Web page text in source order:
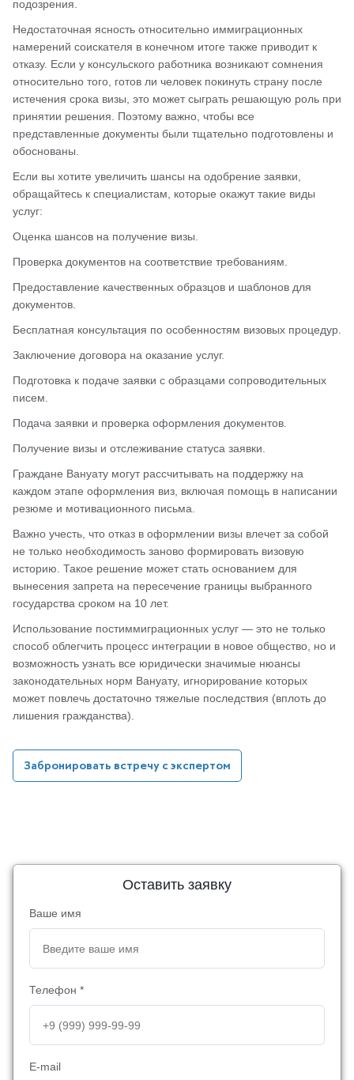
подозрения.
Недостаточная ясность относительно иммиграционных
намерений соискателя в конечном итоге также приводит к
отказу. Если у консульского работника возникают сомнения
относительно того, готов ли человек покинуть страну после
истечения срока визы, это может сыграть решающую роль при
принятии решения. Поэтому важно, чтобы все
представленные документы были тщательно подготовлены и
обоснованы.
Если вы хотите увеличить шансы на одобрение заявки,
обращайтесь к специалистам, которые окажут такие виды
услуг:
Оценка шансов на получение визы.
Проверка документов на соответствие требованиям.
Предоставление качественных образцов и шаблонов для
документов.
Бесплатная консультация по особенностям визовых процедур.
Заключение договора на оказание услуг.
Подготовка к подаче заявки с образцами сопроводительных
писем.
Подача заявки и проверка оформления документов.
Получение визы и отслеживание статуса заявки.
Граждане Вануату могут рассчитывать на поддержку на
каждом этапе оформления виз, включая помощь в написании
резюме и мотивационного письма.
Важно учесть, что отказ в оформлении визы влечет за собой
не только необходимость заново формировать визовую
историю. Такое решение может стать основанием для
вынесения запрета на пересечение границы выбранного
государства сроком на 10 лет.
Использование постиммиграционных услуг — это не только
способ облегчить процесс интеграции в новое общество, но и
возможность узнать все юридически значимые нюансы
законодательных норм Вануату, игнорирование которых
может повлечь достаточно тяжелые последствия (вплоть до
лишения гражданства).
Забронировать встречу с экспертом
Оставить заявку
Ваше имя
Телефон *
E-mail